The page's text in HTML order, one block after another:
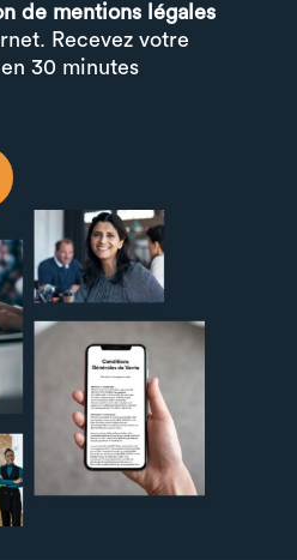
de mentions légales
Recevez votre
30 minutes